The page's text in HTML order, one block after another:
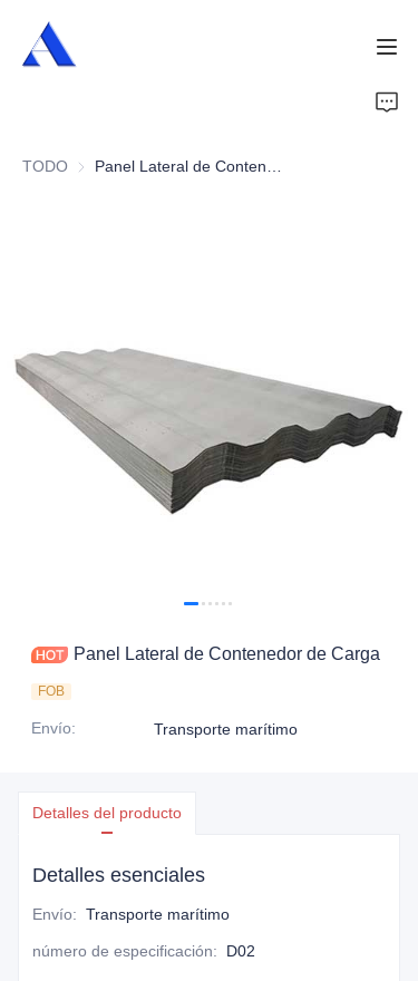
TODO
Panel Lateral de Contenedor de Carga
FOB
Envío: Transporte marítimo
Detalles del producto
Detalles esenciales
Envío: Transporte marítimo
número de especificación: D02
Casos
Noticias